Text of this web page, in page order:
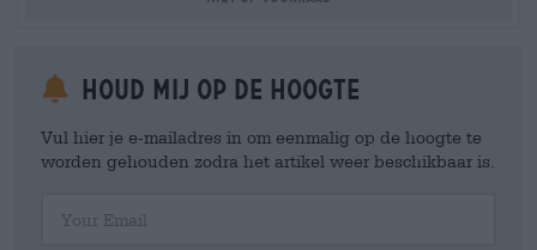
Houd mij op de hoogte
Vul hier je e-mailadres in om eenmalig op de hoogte te
worden gehouden zodra het artikel weer beschikbaar is.